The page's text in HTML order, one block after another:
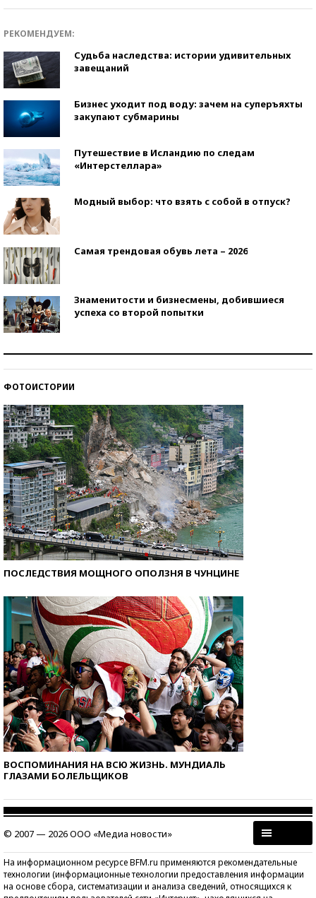
РЕКОМЕНДУЕМ:
Судьба наследства: истории удивительных
завещаний
Бизнес уходит под воду: зачем на суперъяхты
закупают субмарины
Путешествие в Исландию по следам
«Интерстеллара»
Модный выбор: что взять с собой в отпуск?
Самая трендовая обувь лета – 2026
Знаменитости и бизнесмены, добившиеся
успеха со второй попытки
ФОТОИСТОРИИ
ПОСЛЕДСТВИЯ МОЩНОГО ОПОЛЗНЯ В ЧУНЦИНЕ
ВОСПОМИНАНИЯ НА ВСЮ ЖИЗНЬ. МУНДИАЛЬ
ГЛАЗАМИ БОЛЕЛЬЩИКОВ
© 2007 — 2026 ООО «Медиа новости»
На информационном ресурсе BFM.ru применяются рекомендательные
технологии (информационные технологии предоставления информации
на основе сбора, систематизации и анализа сведений, относящихся к